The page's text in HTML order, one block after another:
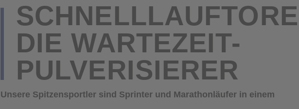
SCHNELLLAUFTORE
DIE WARTEZEIT-
PULVERISIERER
Unsere Spitzensportler sind Sprinter und Marathonläufer in einem